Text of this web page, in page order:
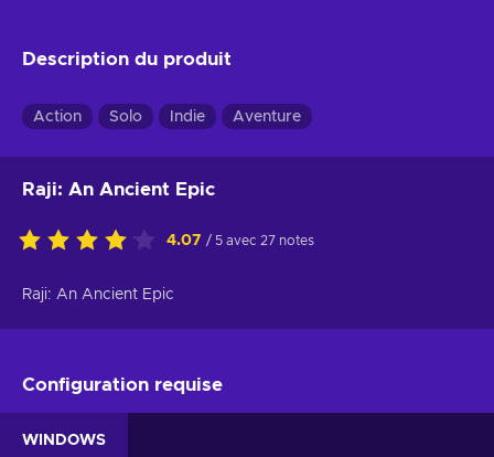
Description du produit
Action Solo Indie Aventure
Raji: An Ancient Epic
4.07 / 5 avec 27 notes
Raji: An Ancient Epic
Configuration requise
WINDOWS